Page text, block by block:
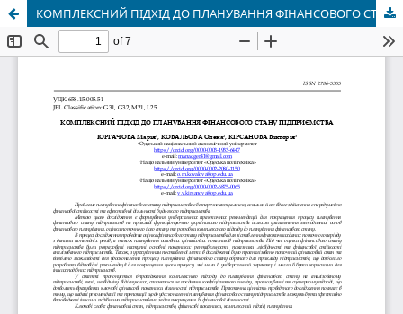
КОМПЛЕКСНИЙ ПІДХІД ДО ПЛАНУВАННЯ ФІНАНСОВОГО СТАНУ ПІДПРИЄМСТВА